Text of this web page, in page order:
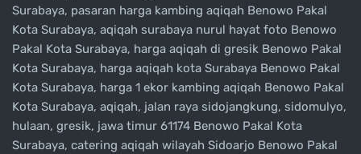
Surabaya, pasaran harga kambing aqiqah Benowo Pakal
Kota Surabaya, aqiqah surabaya nurul hayat foto Benowo
Pakal Kota Surabaya, harga aqiqah di gresik Benowo Pakal
Kota Surabaya, harga aqiqah kota Surabaya Benowo Pakal
Kota Surabaya, harga 1 ekor kambing aqiqah Benowo Pakal
Kota Surabaya, aqiqah, jalan raya sidojangkung, sidomulyo,
hulaan, gresik, jawa timur 61174 Benowo Pakal Kota
Surabaya, catering aqiqah wilayah Sidoarjo Benowo Pakal